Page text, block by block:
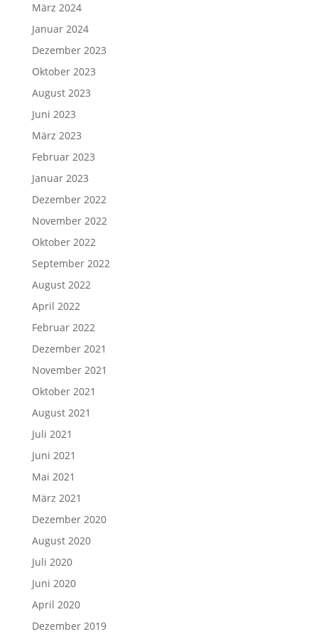
März 2024
Januar 2024
Dezember 2023
Oktober 2023
August 2023
Juni 2023
März 2023
Februar 2023
Januar 2023
Dezember 2022
November 2022
Oktober 2022
September 2022
August 2022
April 2022
Februar 2022
Dezember 2021
November 2021
Oktober 2021
August 2021
Juli 2021
Juni 2021
Mai 2021
März 2021
Dezember 2020
August 2020
Juli 2020
Juni 2020
April 2020
Dezember 2019